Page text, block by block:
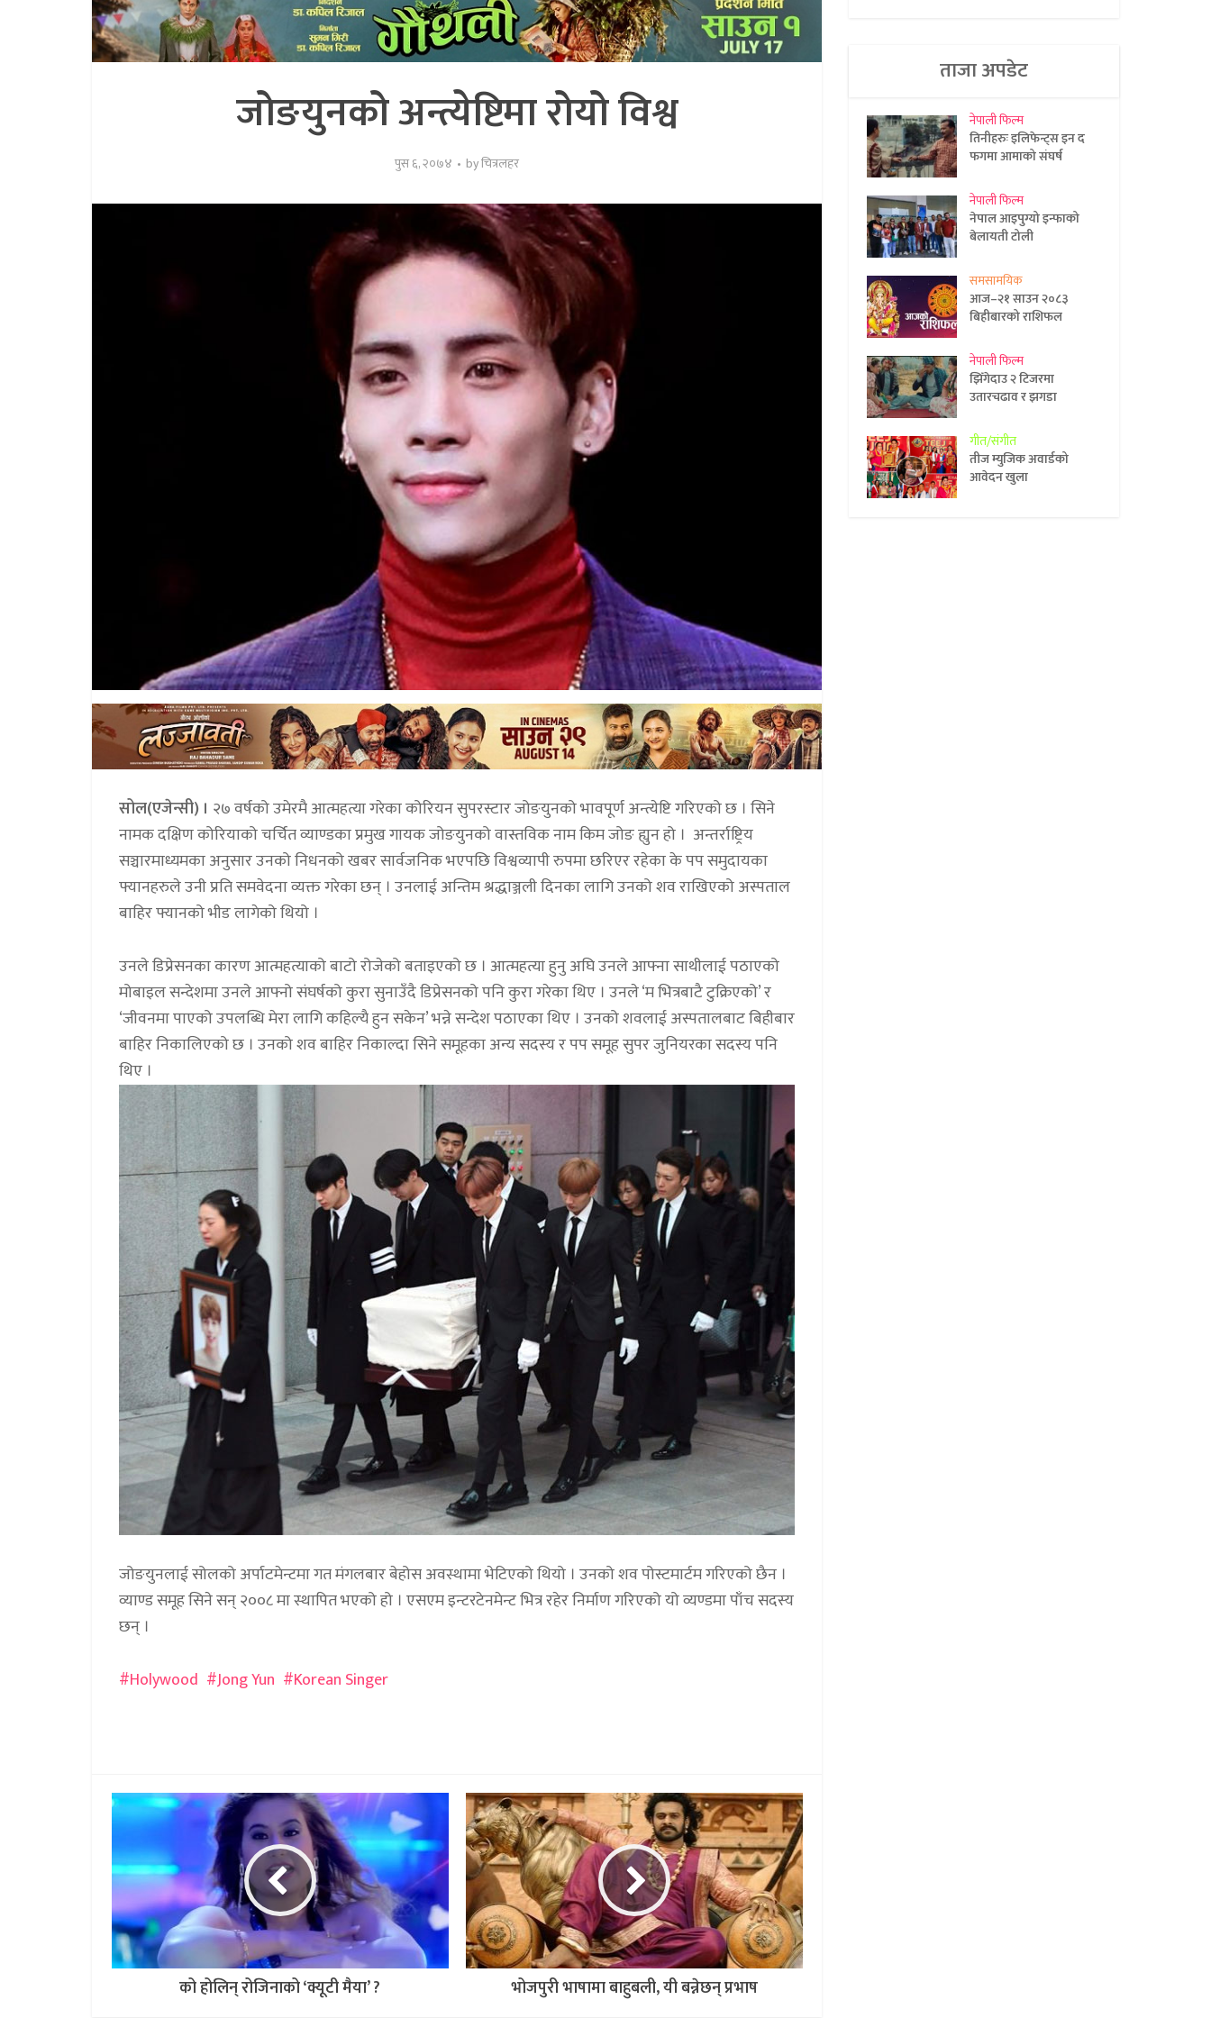
जोङयुनको अन्त्येष्टिमा रोयो विश्व
पुस ६, २०७४ byचित्रलहर
सोल(एजेन्सी) । २७ वर्षको उमेरमै आत्महत्या गरेका कोरियन सुपरस्टार जोङयुनको भावपूर्ण अन्त्येष्टि गरिएको छ । सिने
नामक दक्षिण कोरियाको चर्चित व्याण्डका प्रमुख गायक जोङयुनको वास्तविक नाम किम जोङ ह्युन हो । अन्तर्राष्ट्रिय
सञ्चारमाध्यमका अनुसार उनको निधनको खबर सार्वजनिक भएपछि विश्वव्यापी रुपमा छरिएर रहेका के पप समुदायका
फ्यानहरुले उनी प्रति समवेदना व्यक्त गरेका छन् । उनलाई अन्तिम श्रद्धाञ्जली दिनका लागि उनको शव राखिएको अस्पताल
बाहिर फ्यानको भीड लागेको थियो ।
उनले डिप्रेसनका कारण आत्महत्याको बाटो रोजेको बताइएको छ । आत्महत्या हुनु अघि उनले आफ्ना साथीलाई पठाएको
मोबाइल सन्देशमा उनले आफ्नो संघर्षको कुरा सुनाउँदै डिप्रेसनको पनि कुरा गरेका थिए । उनले ‘म भित्रबाटै टुक्रिएको’ र
‘जीवनमा पाएको उपलब्धि मेरा लागि कहिल्यै हुन सकेन’ भन्ने सन्देश पठाएका थिए । उनको शवलाई अस्पतालबाट बिहीबार
बाहिर निकालिएको छ । उनको शव बाहिर निकाल्दा सिने समूहका अन्य सदस्य र पप समूह सुपर जुनियरका सदस्य पनि
थिए ।
जोङयुनलाई सोलको अर्पाटमेन्टमा गत मंगलबार बेहोस अवस्थामा भेटिएको थियो । उनको शव पोस्टमार्टम गरिएको छैन ।
व्याण्ड समूह सिने सन् २००८ मा स्थापित भएको हो । एसएम इन्टरटेनमेन्ट भित्र रहेर निर्माण गरिएको यो व्यण्डमा पाँच सदस्य
छन् ।
Holywood
Jong Yun Korean Singer
को होलिन् रोजिनाको ‘क्यूटी मैया’ ? भोजपुरी भाषामा बाहुबली, यी बन्नेछन् प्रभाष
ताजा अपडेट
नेपाली फिल्म
तिनीहरुः इलिफेन्ट्स इन द
फगमा आमाको संघर्ष
नेपाली फिल्म
नेपाल आइपुग्यो इन्फाको
बेलायती टोली
समसामयिक
आज–२१ साउन २०८३
बिहीबारको राशिफल
नेपाली फिल्म
झिँगेदाउ २ टिजरमा
उतारचढाव र झगडा
गीत/संगीत
तीज म्युजिक अवार्डको
आवेदन खुला